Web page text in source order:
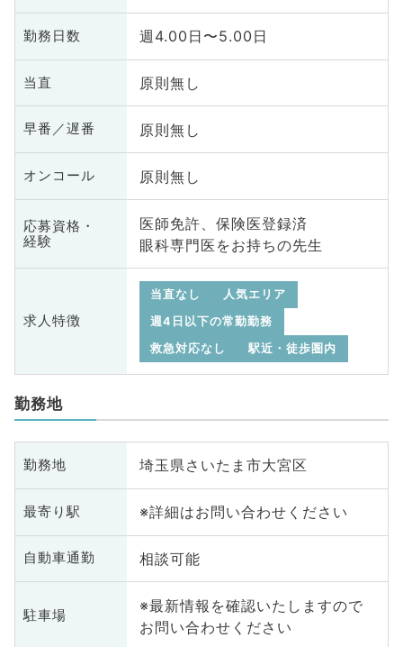
勤務日数 週4.00日〜5.00日
当直 原則無し
早番／遅番 原則無し
オンコール 原則無し
応募資格・
経験
医師免許、保険医登録済
眼科専門医をお持ちの先生
求人特徴
当直なし
人気エリア
週4日以下の常勤勤務
救急対応なし
駅近・徒歩圏内
勤務地
勤務地 埼玉県さいたま市大宮区
最寄り駅 ※詳細はお問い合わせください
自動車通勤 相談可能
駐車場
※最新情報を確認いたしますので
お問い合わせください